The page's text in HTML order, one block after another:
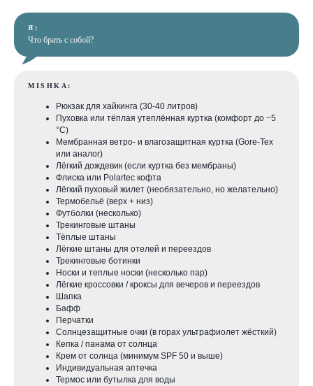
Я:
Что брать с собой?
MISHKA:
Рюкзак для хайкинга (30-40 литров)
Пуховка или тёплая утеплённая куртка (комфорт до −5
°C)
Мембранная ветро- и влагозащитная куртка (Gore-Tex
или аналог)
Лёгкий дождевик (если куртка без мембраны)
Флиска или Polartec кофта
Лёгкий пуховый жилет (необязательно, но желательно)
Термобельё (верх + низ)
Футболки (несколько)
Трекинговые штаны
Тёплые штаны
Лёгкие штаны для отелей и переездов
Трекинговые ботинки
Носки и теплые носки (несколько пар)
Лёгкие кроссовки / кроксы для вечеров и переездов
Шапка
Бафф
Перчатки
Солнцезащитные очки (в горах ультрафиолет жёсткий)
Кепка / панама от солнца
Крем от солнца (минимум SPF 50 и выше)
Индивидуальная аптечка
Термос или бутылка для воды